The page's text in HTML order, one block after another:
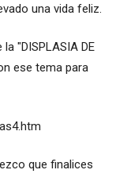
una vida feliz.
"DISPLASIA DE
ese tema para
que finalices